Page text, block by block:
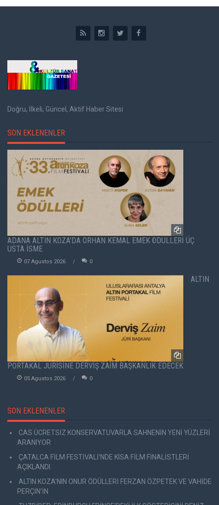
Doğru, İlkeli, Güncel, Aktif Haber Sitesi
SON EKLENENLER
ADANA ALTIN KOZA'DA ORHAN KEMAL EMEK ÖDÜLLERİ ÜÇ
USTA İSME
07 Agustos 2026 0
ALTIN
PORTAKAL JÜRİSİNE DERVİŞ ZAİM BAŞKANLIK EDECEK
05 Agustos 2026 0
SON EKLENENLER
CAS ÜCRETSİZ KONSERVATUVARLA SAHNENİN YENİ YÜZLERİ
ARANIYOR
ÇATALCA FİLM FESTİVALİ'NDE KISA FİLM FİNALİSTLERİ
AÇIKLANDI
ALTIN KOZA'NIN ONUR ÖDÜLLERİ FERZAN ÖZPETEK VE VAHİDE
PERÇİN'İN